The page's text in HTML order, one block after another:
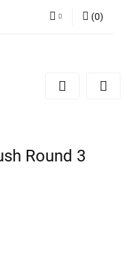
zgłoszenie
(0)
Round 3